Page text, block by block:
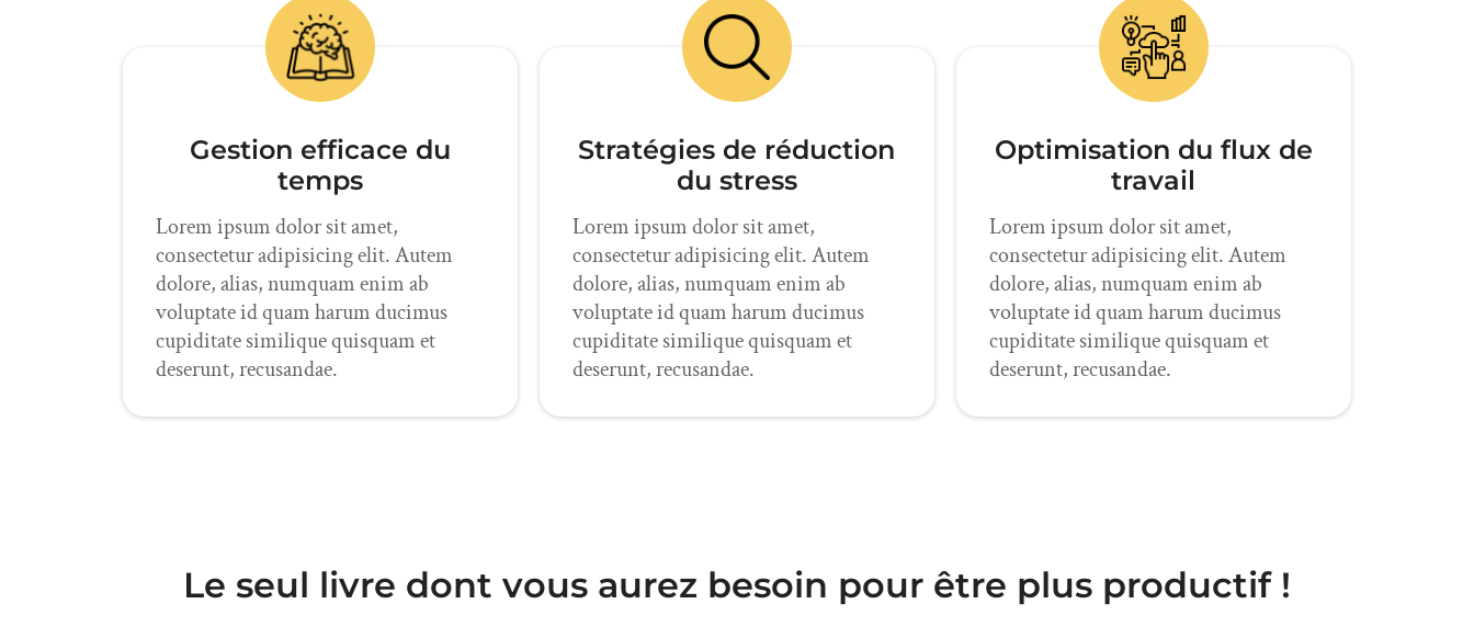
Gestion efficace du
temps
Lorem ipsum dolor sit amet,
consectetur adipisicing elit. Autem
dolore, alias, numquam enim ab
voluptate id quam harum ducimus
cupiditate similique quisquam et
deserunt, recusandae.
Stratégies de réduction
du stress
Lorem ipsum dolor sit amet,
consectetur adipisicing elit. Autem
dolore, alias, numquam enim ab
voluptate id quam harum ducimus
cupiditate similique quisquam et
deserunt, recusandae.
Optimisation du flux de
travail
Lorem ipsum dolor sit amet,
consectetur adipisicing elit. Autem
dolore, alias, numquam enim ab
voluptate id quam harum ducimus
cupiditate similique quisquam et
deserunt, recusandae.
Le seul livre dont vous aurez besoin pour être plus productif !